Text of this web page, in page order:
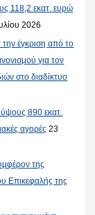
118,2 εκατ. ευρώ
2026
την έγκριση από το
για τον
στο διαδίκτυο
890 εκατ.
αγορές 23
της
Επικεφαλής της